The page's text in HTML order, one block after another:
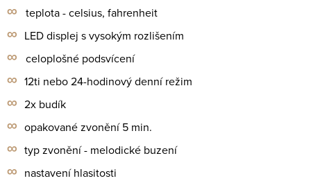
∞ teplota - celsius, fahrenheit
∞ LED displej s vysokým rozlišením
∞ celoplošné podsvícení
∞ 12ti nebo 24-hodinový denní režim
∞ 2x budík
∞ opakované zvonění 5 min.
∞ typ zvonění - melodické buzení
∞ nastavení hlasitosti